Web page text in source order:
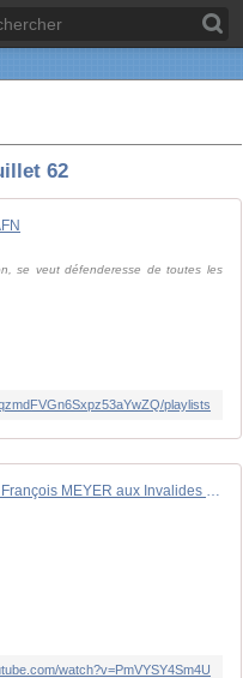
62
se veut défenderesse de toutes les
playlists
Cérémonie obsèques Général François MEYER aux Invalides - 20 Juin 2022
watch?v=PmVYSY4Sm4U